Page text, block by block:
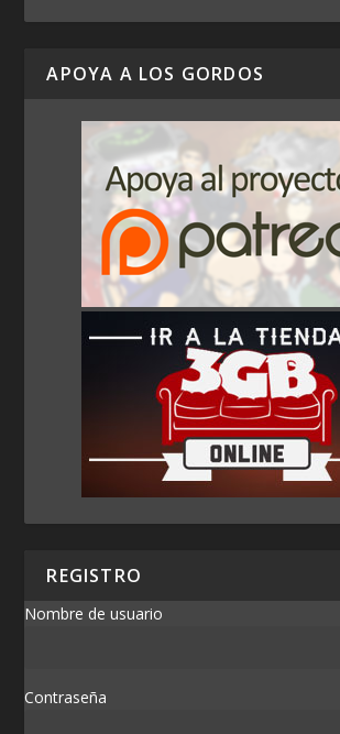
APOYA A LOS GORDOS
REGISTRO
Nombre de usuario
Contraseña